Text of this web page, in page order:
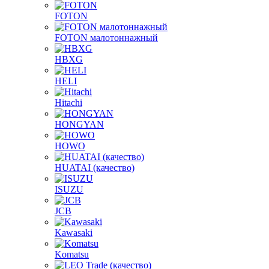
FOTON
FOTON малотоннажный
HBXG
HELI
Hitachi
HONGYAN
HOWO
HUATAI (качество)
ISUZU
JCB
Kawasaki
Komatsu